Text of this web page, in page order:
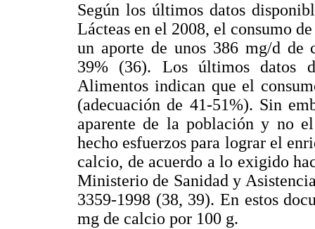
Según los últimos datos
Lácteas en el 2008, el consumo
un aporte de unos 386 mg/d de
39% (36). Los últimos datos
Alimentos indican que el
(adecuación de 41-51%). Sin
aparente de la población y no
hecho esfuerzos para lograr el
calcio, de acuerdo a lo exigido
Ministerio de Sanidad y
3359-1998 (38, 39). En estos
mg de calcio por 100 g.